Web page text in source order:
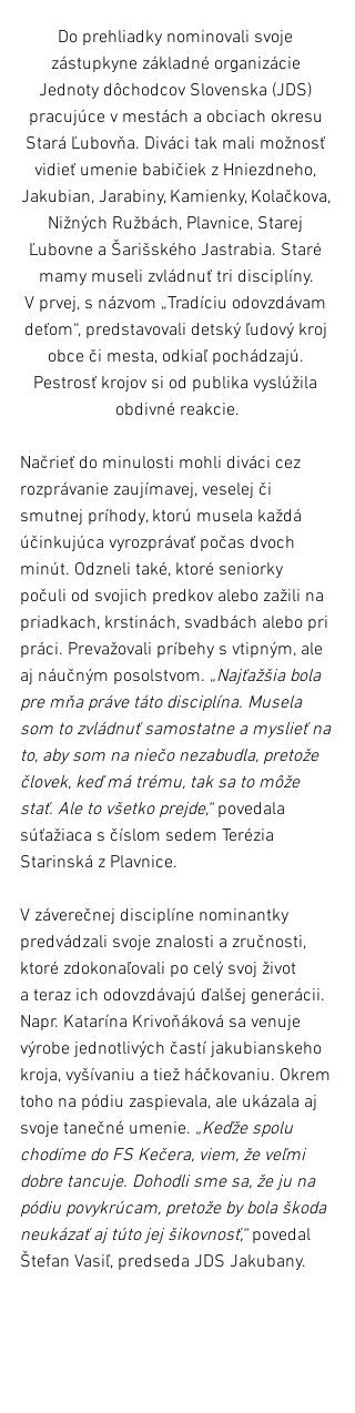
Do prehliadky nominovali svoje
zástupkyne základné organizácie
Jednoty dôchodcov Slovenska (JDS)
pracujúce v mestách a obciach okresu
Stará Ľubovňa. Diváci tak mali možnosť
vidieť umenie babičiek z Hniezdneho,
Jakubian, Jarabiny, Kamienky, Kolačkova,
Nižných Ružbách, Plavnice, Starej
Ľubovne a Šarišského Jastrabia. Staré
mamy museli zvládnuť tri disciplíny.
V prvej, s názvom „Tradíciu odovzdávam
deťom“, predstavovali detský ľudový kroj
obce či mesta, odkiaľ pochádzajú.
Pestrosť krojov si od publika vyslúžila
obdivné reakcie.
Načrieť do minulosti mohli diváci cez
rozprávanie zaujímavej, veselej či
smutnej príhody, ktorú musela každá
účinkujúca vyrozprávať počas dvoch
minút. Odzneli také, ktoré seniorky
počuli od svojich predkov alebo zažili na
priadkach, krstinách, svadbách alebo pri
práci. Prevažovali príbehy s vtipným, ale
aj náučným posolstvom. „Najťažšia bola
pre mňa práve táto disciplína. Musela
som to zvládnuť samostatne a myslieť na
to, aby som na niečo nezabudla, pretože
človek, keď má trému, tak sa to môže
stať. Ale to všetko prejde,“ povedala
súťažiaca s číslom sedem Terézia
Starinská z Plavnice.
V záverečnej disciplíne nominantky
predvádzali svoje znalosti a zručnosti,
ktoré zdokonaľovali po celý svoj život
a teraz ich odovzdávajú ďalšej generácii.
Napr. Katarína Krivoňáková sa venuje
výrobe jednotlivých častí jakubianskeho
kroja, vyšívaniu a tiež háčkovaniu. Okrem
toho na pódiu zaspievala, ale ukázala aj
svoje tanečné umenie. „Keďže spolu
chodíme do FS Kečera, viem, že veľmi
dobre tancuje. Dohodli sme sa, že ju na
pódiu povykrúcam, pretože by bola škoda
neukázať aj túto jej šikovnosť,“ povedal
Štefan Vasiľ, predseda JDS Jakubany.